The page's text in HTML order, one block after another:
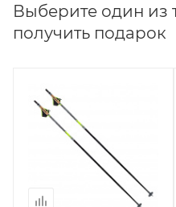
Выберите один из
получить подарок